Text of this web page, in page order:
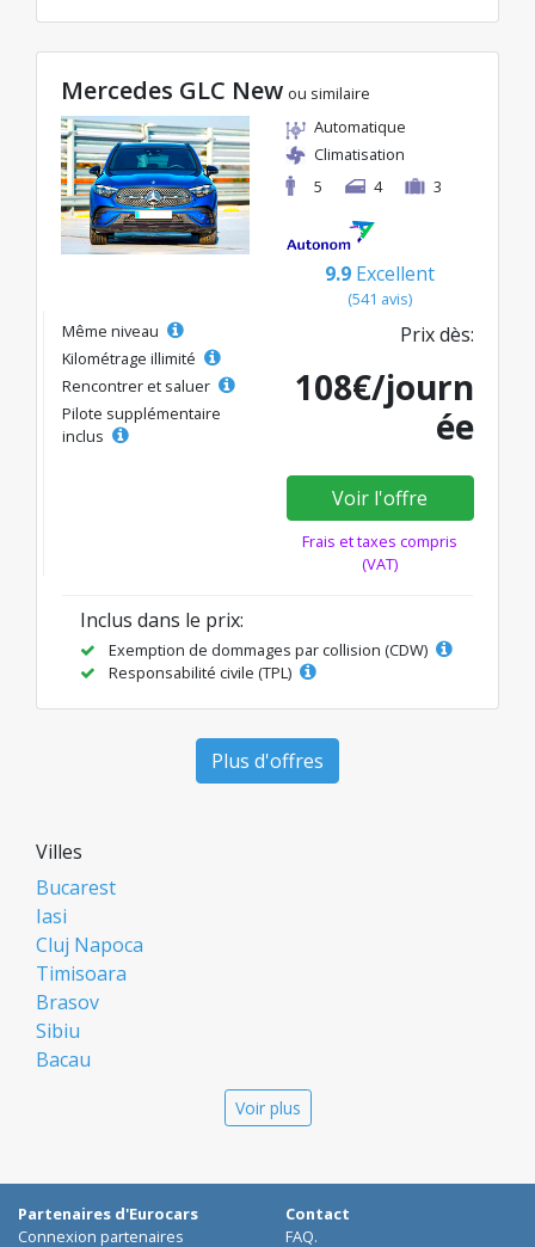
Mercedes GLC New ou similaire
Automatique
Climatisation
5
4 3
9.9 Excellent
(541 avis)
Même niveau
Kilométrage illimité
Rencontrer et saluer
Pilote supplémentaire
inclus
Prix dès:
108€/journ
ée
Voir l'offre
Frais et taxes compris
(VAT)
Inclus dans le prix:
Exemption de dommages par collision (CDW)
Responsabilité civile (TPL)
Plus d'offres
Villes
Bucarest
Iasi
Cluj Napoca
Timisoara
Brasov
Sibiu
Bacau
Galati
Suceava
Voir plus
Partenaires d'Eurocars
Connexion partenaires
Contact
FAQ.